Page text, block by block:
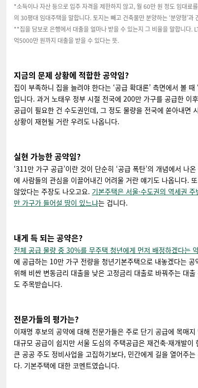
*소득이나 자산 등으로 입주 자격을 제한하지 않고, 월 60만 원 정도 임대료
의 30평대 임대주택을 말합니다. 토지는 빼고 건축물만 분양하는 ‘분양형’과
**집을 담보로 은행에서 대출을 얼마나 받을 수 있는지 그 비율을 말합니다.
억5000만 원까지 대출을 받을 수 있다는 뜻.
지금의 문제 상황에 적합한 공약임?
집이 부족하니 집을 늘려야 한다는 ‘공급 확대론’ 측면에서 볼
입니다. 과거 노태우 정부 시절 전국에 200만 가구를 공급한 이
공급이 필요한 건 수도권인데, 그 정도 물량을 전국에 쏟아내면
상황이 재현될 거란 우려도 나옵니다.
실현 가능한 공약임?
‘311만 가구 공급’이란 것이 단순히 ‘공급 폭탄’의 개념에서 나
에 사람들의 관심을 이끌어내긴 어려울 거란 얘기도 나옵니다.
않았다는 주장도 나오고요. 기본주택은 서울·수도권의 역세권
만 가구가 들어설 땅이 있느냐는 겁니다.
내게 득 되는 공약은?
전체 공급 물량 중 30%를 무주택 청년에게 먼저 배정하겠다는
에 공급하는 10만 가구 전량을 청년기본주택으로 내놓겠다는
위해 비싼 변동금리 대출을 낮은 고정금리 대출로 바꿔주는 대
도 주목받습니다.
전문가들의 평가는?
이재명 후보의 공약에 대해 전문가들은 주로 단기 공급에 목매
대규모 공급이 쉽지만 서울 도심의 주택공급은 재건축·재개발
큰 공공 주도 정비사업을 고집하기보다, 민간에게 길을 열어주
다. 기본주택에 대한 코멘트였습니다.